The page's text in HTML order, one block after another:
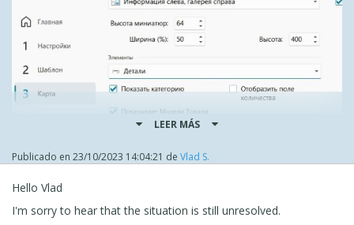
LEER MÁS
Publicado en 23/10/2023 14:04:21 de Vlad S.
Hello Vlad
I'm sorry to hear that the situation is still unresolved.